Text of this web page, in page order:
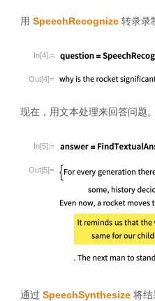
用 SpeechRecognize 转录录
In[4]:=
Out[4]=
现在，用文本处理来回答问题
In[5]:=
Out[5]=
通过 SpeechSynthesize 将